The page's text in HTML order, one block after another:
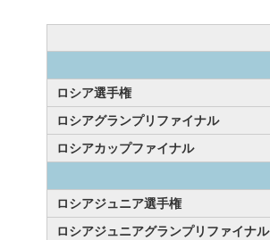
ロシア選手権
ロシアグランプリファイナル
ロシアカップファイナル
ロシアジュニア選手権
ロシアジュニアグランプリファイナル